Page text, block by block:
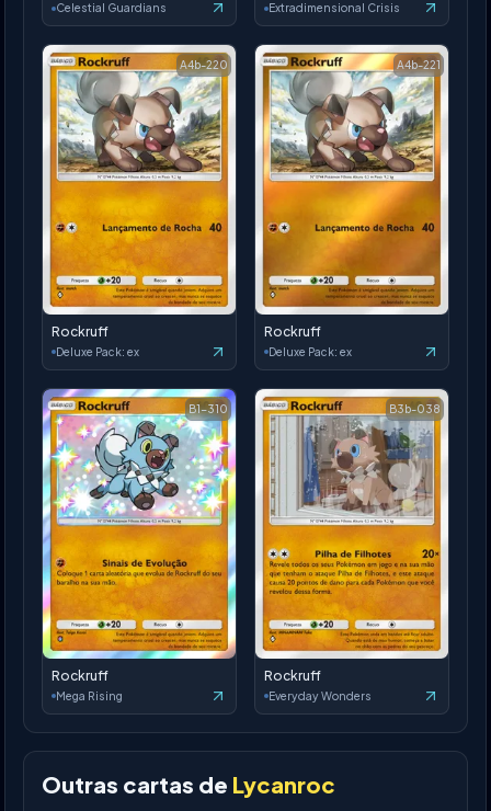
Celestial Guardians Extradimensional Crisis
A4b-220
Rockruff
Deluxe Pack: ex
A4b-221
Rockruff
Deluxe Pack: ex
B1-310
Rockruff
Mega Rising
B3b-038
Rockruff
Everyday Wonders
Outras cartas de Lycanroc